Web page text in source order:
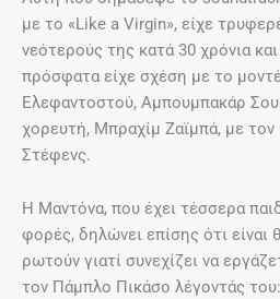
με το «Like a Virgin», είχε
νεότερούς της κατά 30 χρόνια
πρόσφατα είχε σχέση με το
Ελεφαντοστού, Αμπουμπακάρ
χορευτή, Μπραχίμ Ζαϊμπά, με τον
Στέφενς.
Η Μαντόνα, που έχει τέσσερα
φορές, δηλώνει επίσης ότι είναι
ρωτούν γιατί συνεχίζει να
τον Πάμπλο Πικάσο λέγοντάς του: